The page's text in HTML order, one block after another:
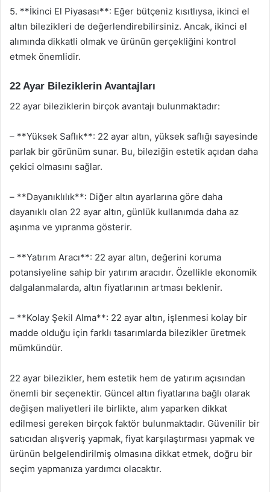
5. **İkinci El Piyasası**: Eğer bütçeniz kısıtlıysa, ikinci el
altın bilezikleri de değerlendirebilirsiniz. Ancak, ikinci el
alımında dikkatli olmak ve ürünün gerçekliğini kontrol
etmek önemlidir.
22 Ayar Bileziklerin Avantajları
22 ayar bileziklerin birçok avantajı bulunmaktadır:
– **Yüksek Saflık**: 22 ayar altın, yüksek saflığı sayesinde
parlak bir görünüm sunar. Bu, bileziğin estetik açıdan daha
çekici olmasını sağlar.
– **Dayanıklılık**: Diğer altın ayarlarına göre daha
dayanıklı olan 22 ayar altın, günlük kullanımda daha az
aşınma ve yıpranma gösterir.
– **Yatırım Aracı**: 22 ayar altın, değerini koruma
potansiyeline sahip bir yatırım aracıdır. Özellikle ekonomik
dalgalanmalarda, altın fiyatlarının artması beklenir.
– **Kolay Şekil Alma**: 22 ayar altın, işlenmesi kolay bir
madde olduğu için farklı tasarımlarda bilezikler üretmek
mümkündür.
22 ayar bilezikler, hem estetik hem de yatırım açısından
önemli bir seçenektir. Güncel altın fiyatlarına bağlı olarak
değişen maliyetleri ile birlikte, alım yaparken dikkat
edilmesi gereken birçok faktör bulunmaktadır. Güvenilir bir
satıcıdan alışveriş yapmak, fiyat karşılaştırması yapmak ve
ürünün belgelendirilmiş olmasına dikkat etmek, doğru bir
seçim yapmanıza yardımcı olacaktır.